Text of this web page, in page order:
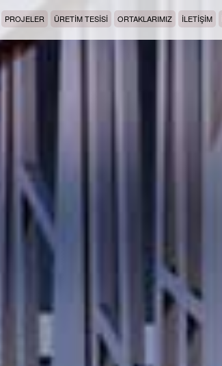
PROJELER ÜRETİM TESİSİ ORTAKLARIMIZ İLETİŞİM